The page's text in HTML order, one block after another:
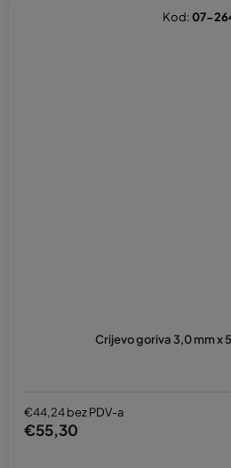
Crijevo goriva 3,0 mm x
€44,24 bez PDV-a
€55,30
Kod:07-